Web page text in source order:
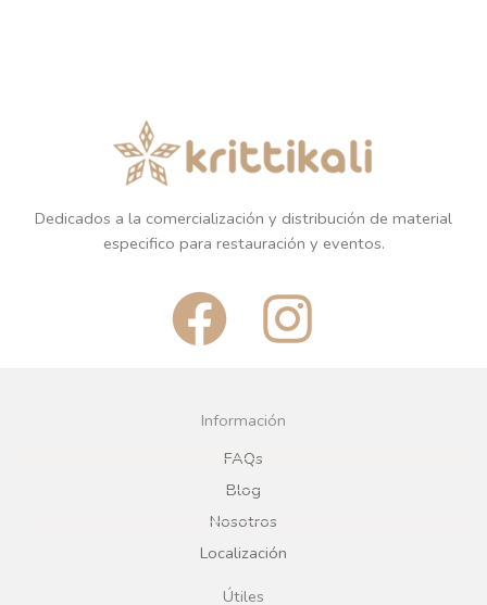
Dedicados a la comercialización y distribución de material
especifico para restauración y eventos.
F
a
c
e
b
o
I
n
g
Información
FAQs
Blog
Nosotros
Localización
Útiles